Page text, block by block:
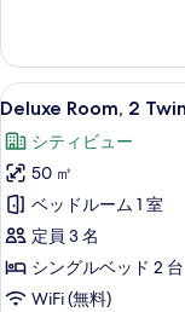
べ
て
の
写
真
を
表
示
Bed,
Non
-
City
View
の
詳
細
Deluxe
Room,
2
Twin
Beds,
Non
-
Smoking,
8
Deluxe Room, 2
シティビュー
50 ㎡
ベッドルーム 1 室
定員 3 名
シングルベッド 2 台
WiFi (無料)